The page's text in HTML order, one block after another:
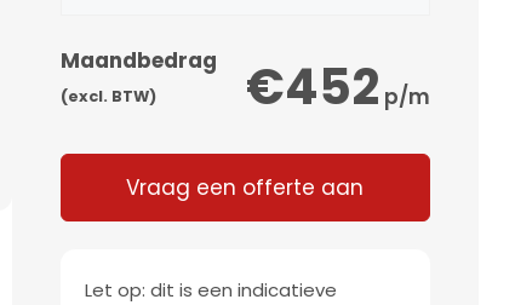
Maandbedrag
(excl. BTW) €452 p/m
Vraag een offerte aan
Let op: dit is een indicatieve